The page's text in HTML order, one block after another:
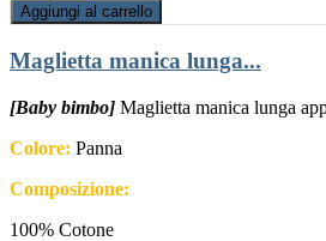
Aggiungi al carrello
Maglietta manica lunga...
[Baby bimbo] Maglietta manica lunga
Colore: Panna
Composizione:
100% Cotone